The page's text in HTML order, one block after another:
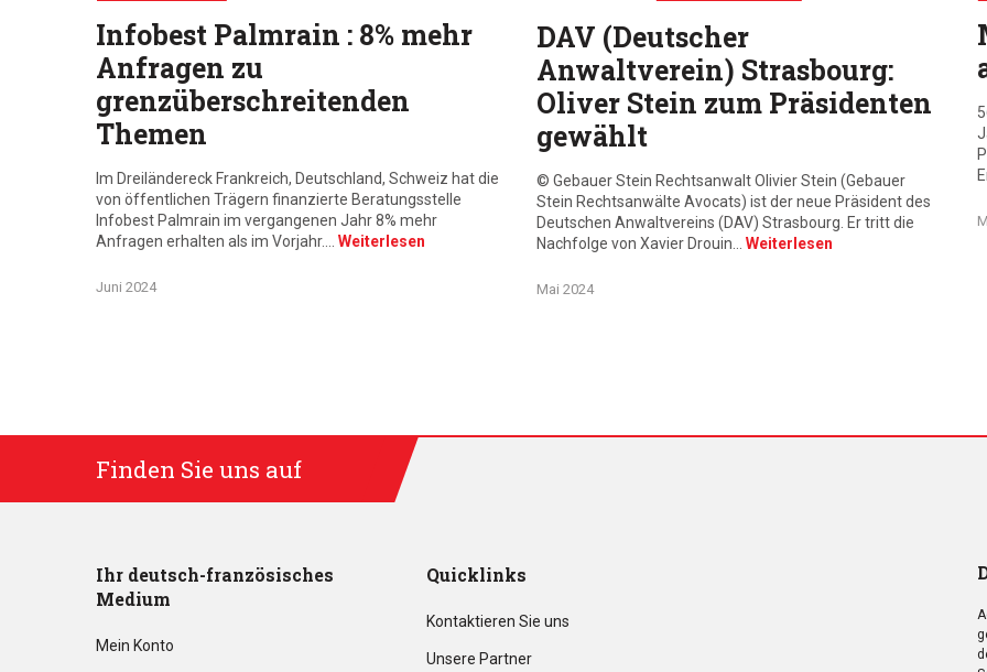
Infobest Palmrain : 8% mehr
Anfragen zu
grenzüberschreitenden
Themen
Im Dreiländereck Frankreich, Deutschland, Schweiz hat die
von öffentlichen Trägern finanzierte Beratungsstelle
Infobest Palmrain im vergangenen Jahr 8% mehr
Anfragen erhalten als im Vorjahr.… Weiterlesen
Juni 2024
DAV (Deutscher
Anwaltverein) Strasbourg:
Oliver Stein zum Präsidenten
gewählt
© Gebauer Stein Rechtsanwalt Olivier Stein (Gebauer
Stein Rechtsanwälte Avocats) ist der neue Präsident des
Deutschen Anwaltvereins (DAV) Strasbourg. Er tritt die
Nachfolge von Xavier Drouin… Weiterlesen
Mai 2024
Finden Sie uns auf
Ihr deutsch-französisches
Medium
Mein Konto
Quicklinks
Kontaktieren Sie uns
Unsere Partner